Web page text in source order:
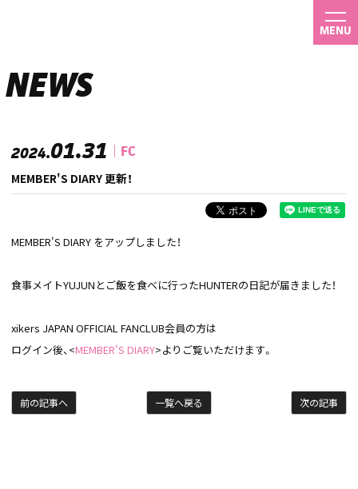
MENU
NEWS
2024.01.31 FC
MEMBER'S DIARY 更新！
MEMBER'S DIARY をアップしました！
食事メイトYUJUNとご飯を食べに行ったHUNTERの日記が届きました！
xikers JAPAN OFFICIAL FANCLUB会員の方は
ログイン後、<MEMBER'S DIARY>よりご覧いただけます。
次の記事
一覧へ戻る
前の記事へ